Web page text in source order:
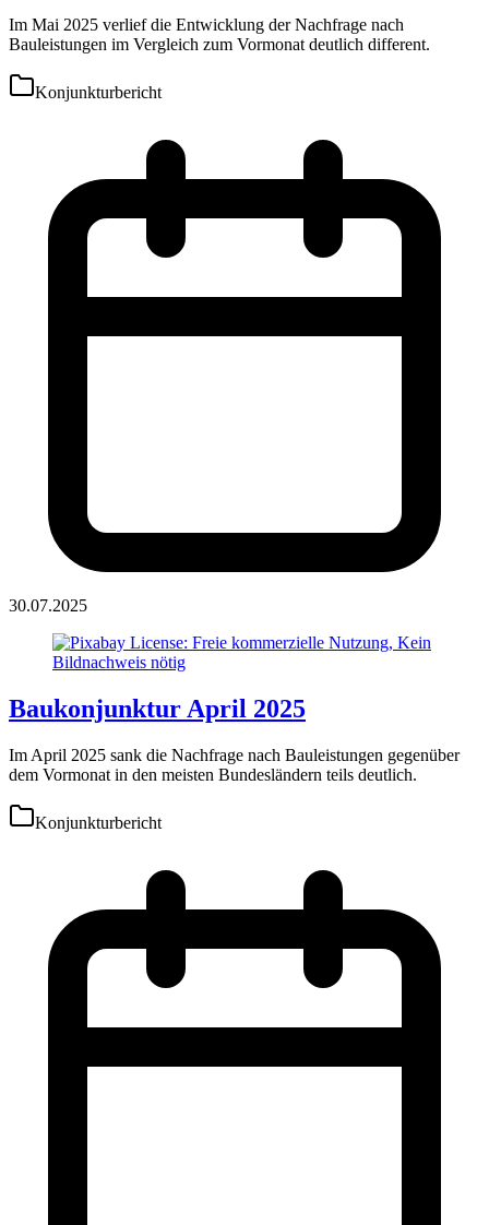
Im Mai 2025 verlief die Entwicklung der Nachfrage nach
Bauleistungen im Vergleich zum Vormonat deutlich different.
Konjunkturbericht
30.07.2025
Baukonjunktur April 2025
Im April 2025 sank die Nachfrage nach Bauleistungen gegenüber
dem Vormonat in den meisten Bundesländern teils deutlich.
Konjunkturbericht